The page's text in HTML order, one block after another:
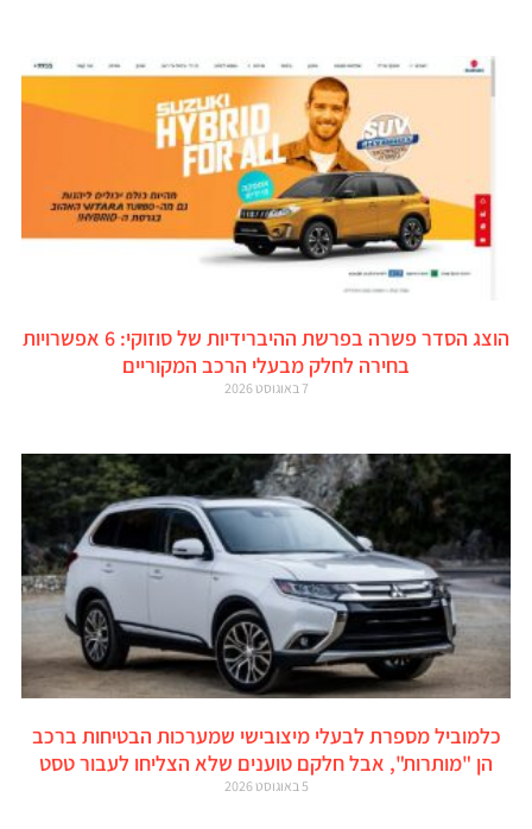
הוצג הסדר פשרה בפרשת ההיברידיות של סוזוקי: 6 אפשרויות
בחירה לחלק מבעלי הרכב המקוריים
7 באוגוסט 2026
כלמוביל מספרת לבעלי מיצובישי שמערכות הבטיחות ברכב
הן "מותרות", אבל חלקם טוענים שלא הצליחו לעבור טסט
5 באוגוסט 2026